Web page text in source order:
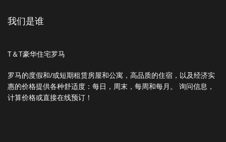
我们是谁
T＆T豪华住宅罗马
罗马的度假和/或短期租赁房屋和公寓，高品质的住宿，以及经济实
惠的价格提供各种舒适度：每日，周末，每周和每月。 询问信息，
计算价格或直接在线预订！